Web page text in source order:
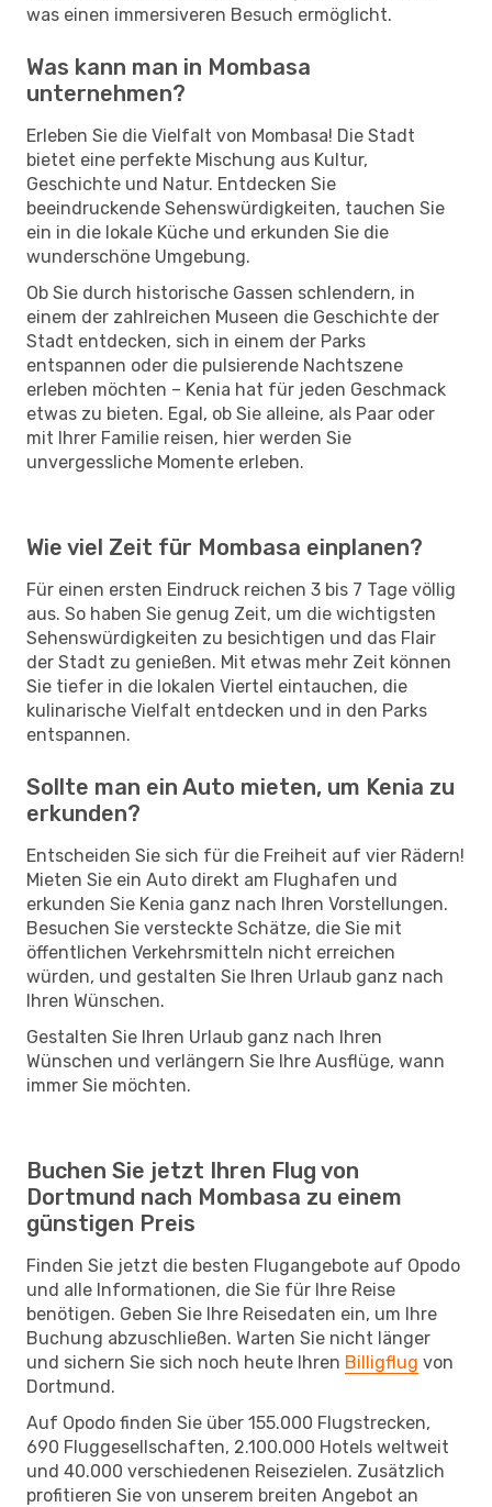
was einen immersiveren Besuch ermöglicht.
Was kann man in Mombasa
unternehmen?
Erleben Sie die Vielfalt von Mombasa! Die Stadt
bietet eine perfekte Mischung aus Kultur,
Geschichte und Natur. Entdecken Sie
beeindruckende Sehenswürdigkeiten, tauchen Sie
ein in die lokale Küche und erkunden Sie die
wunderschöne Umgebung.
Ob Sie durch historische Gassen schlendern, in
einem der zahlreichen Museen die Geschichte der
Stadt entdecken, sich in einem der Parks
entspannen oder die pulsierende Nachtszene
erleben möchten – Kenia hat für jeden Geschmack
etwas zu bieten. Egal, ob Sie alleine, als Paar oder
mit Ihrer Familie reisen, hier werden Sie
unvergessliche Momente erleben.
Wie viel Zeit für Mombasa einplanen?
Für einen ersten Eindruck reichen 3 bis 7 Tage völlig
aus. So haben Sie genug Zeit, um die wichtigsten
Sehenswürdigkeiten zu besichtigen und das Flair
der Stadt zu genießen. Mit etwas mehr Zeit können
Sie tiefer in die lokalen Viertel eintauchen, die
kulinarische Vielfalt entdecken und in den Parks
entspannen.
Sollte man ein Auto mieten, um Kenia zu
erkunden?
Entscheiden Sie sich für die Freiheit auf vier Rädern!
Mieten Sie ein Auto direkt am Flughafen und
erkunden Sie Kenia ganz nach Ihren Vorstellungen.
Besuchen Sie versteckte Schätze, die Sie mit
öffentlichen Verkehrsmitteln nicht erreichen
würden, und gestalten Sie Ihren Urlaub ganz nach
Ihren Wünschen.
Gestalten Sie Ihren Urlaub ganz nach Ihren
Wünschen und verlängern Sie Ihre Ausflüge, wann
immer Sie möchten.
Buchen Sie jetzt Ihren Flug von
Dortmund nach Mombasa zu einem
günstigen Preis
Finden Sie jetzt die besten Flugangebote auf Opodo
und alle Informationen, die Sie für Ihre Reise
benötigen. Geben Sie Ihre Reisedaten ein, um Ihre
Buchung abzuschließen. Warten Sie nicht länger
und sichern Sie sich noch heute Ihren Billigflug von
Dortmund.
Auf Opodo finden Sie über 155.000 Flugstrecken,
690 Fluggesellschaften, 2.100.000 Hotels weltweit
und 40.000 verschiedenen Reisezielen. Zusätzlich
profitieren Sie von unserem breiten Angebot an